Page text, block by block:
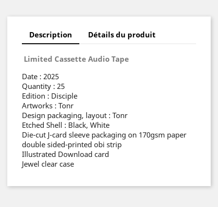
Description Détails du produit
Limited Cassette Audio Tape
Date : 2025
Quantity : 25
Edition : Disciple
Artworks : Tonr
Design packaging, layout : Tonr
Etched Shell : Black, White
Die-cut J-card sleeve packaging on 170gsm paper
double sided-printed obi strip
Illustrated Download card
Jewel clear case